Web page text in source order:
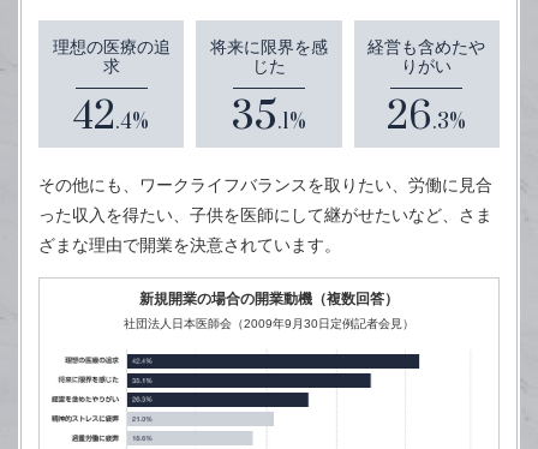
理想の医療の追
求
42.4%
将来に限界を感
じた
35.1%
経営も含めたや
りがい
26.3%
その他にも、ワークライフバランスを取りたい、労働に見合
った収入を得たい、子供を医師にして継がせたいなど、さま
ざまな理由で開業を決意されています。
新規開業の場合の開業動機（複数回答）
社団法人日本医師会（2009年9月30日定例記者会見）